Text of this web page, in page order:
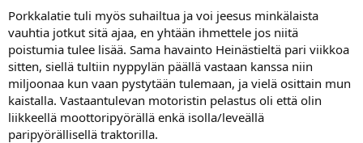
Porkkalatie tuli myös suhailtua ja voi jeesus minkälaista
vauhtia jotkut sitä ajaa, en yhtään ihmettele jos niitä
poistumia tulee lisää. Sama havainto Heinästieltä pari viikkoa
sitten, siellä tultiin nyppylän päällä vastaan kanssa niin
miljoonaa kun vaan pystytään tulemaan, ja vielä osittain mun
kaistalla. Vastaantulevan motoristin pelastus oli että olin
liikkeellä moottoripyörällä enkä isolla/leveällä
paripyörällisellä traktorilla.